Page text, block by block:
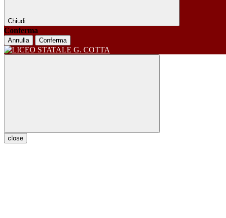
Chiudi
Conferma
Annulla Conferma
close